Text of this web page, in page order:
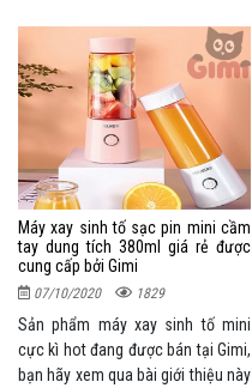
Máy xay sinh tố sạc pin mini cầm
tay dung tích 380ml giá rẻ được
cung cấp bởi Gimi
07/10/2020 1829
Sản phẩm máy xay sinh tố mini
cực kì hot đang được bán tại Gimi,
bạn hãy xem qua bài giới thiệu này